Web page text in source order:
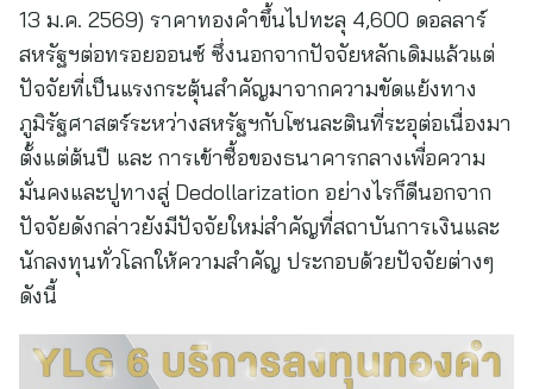
13 ม.ค. 2569) ราคาทองคำขึ้นไปทะลุ 4,600 ดอลลาร์
สหรัฐฯต่อทรอยออนซ์ ซึ่งนอกจากปัจจัยหลักเดิมแล้วแต่
ปัจจัยที่เป็นแรงกระตุ้นสำคัญมาจากความขัดแย้งทาง
ภูมิรัฐศาสตร์ระหว่างสหรัฐฯกับโซนละตินที่ระอุต่อเนื่องมา
ตั้งแต่ต้นปี และ การเข้าซื้อของธนาคารกลางเพื่อความ
มั่นคงและปูทางสู่ Dedollarization อย่างไรก็ดีนอกจาก
ปัจจัยดังกล่าวยังมีปัจจัยใหม่สำคัญที่สถาบันการเงินและ
นักลงทุนทั่วโลกให้ความสำคัญ ประกอบด้วยปัจจัยต่างๆ
ดังนี้